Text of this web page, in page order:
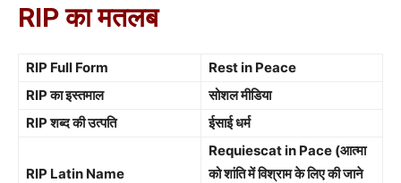
RIP का मतलब
RIP Full Form
Rest in Peace
RIP का इस्तमाल
सोशल मीडिया
RIP शब्द की उत्पति
ईसाई धर्म
RIP Latin Name
Requiescat in Pace (आत्मा
को शांति में विश्राम के लिए की जाने